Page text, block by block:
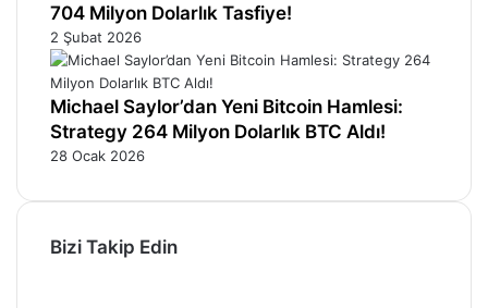
704 Milyon Dolarlık Tasfiye!
2 Şubat 2026
Michael Saylor’dan Yeni Bitcoin Hamlesi:
Strategy 264 Milyon Dolarlık BTC Aldı!
28 Ocak 2026
Bizi Takip Edin